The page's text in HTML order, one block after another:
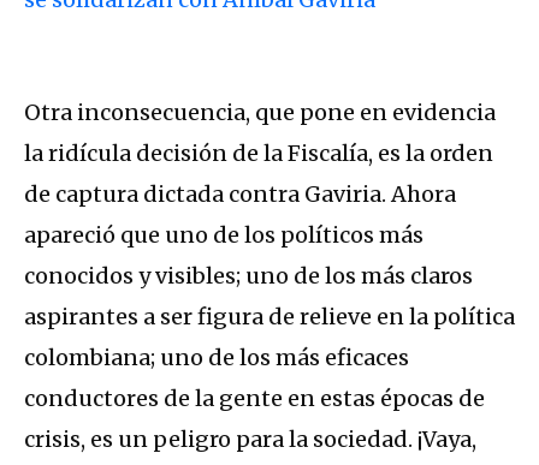
Otra inconsecuencia, que pone en evidencia
la ridícula decisión de la Fiscalía, es la orden
de captura dictada contra Gaviria. Ahora
apareció que uno de los políticos más
conocidos y visibles; uno de los más claros
aspirantes a ser figura de relieve en la política
colombiana; uno de los más eficaces
conductores de la gente en estas épocas de
crisis, es un peligro para la sociedad. ¡Vaya,